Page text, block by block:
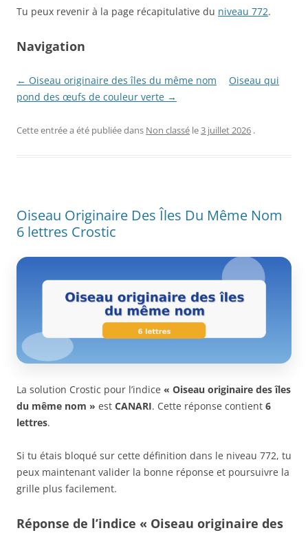
Tu peux revenir à la page récapitulative du niveau 772.
Navigation
← Oiseau originaire des îles du même nom
Oiseau qui
pond des œufs de couleur verte →
Cette entrée a été publiée dans Non classé le3 juillet 2026 .
Oiseau Originaire Des Îles Du Même Nom
6 lettres Crostic
La solution Crostic pour l’indice « Oiseau originaire des îles
du même nom » est CANARI. Cette réponse contient 6
lettres.
Si tu étais bloqué sur cette définition dans le niveau 772, tu
peux maintenant valider la bonne réponse et poursuivre la
grille plus facilement.
Réponse de l’indice « Oiseau originaire des